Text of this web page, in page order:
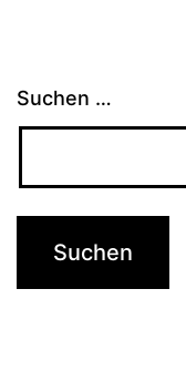
Suchen …